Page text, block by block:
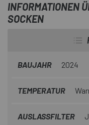
INFORMATIONEN
SOCKEN
BAUJAHR 2024
TEMPERATUR
AUSLASSFILTER